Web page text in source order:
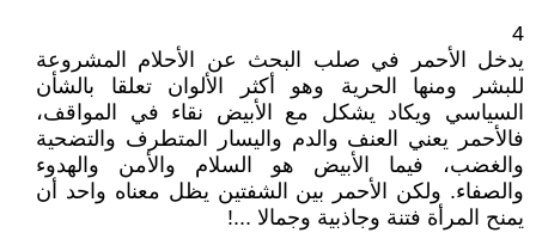
4
يدخل الأحمر في صلب البحث عن الأحلام المشروعة
للبشر ومنها الحرية وهو أكثر الألوان تعلقا بالشأن
السياسي ويكاد يشكل مع الأبيض نقاء في المواقف،
فالأحمر يعني العنف والدم واليسار المتطرف والتضحية
والغضب، فيما الأبيض هو السلام والأمن والهدوء
والصفاء. ولكن الأحمر بين الشفتين يظل معناه واحد أن
يمنح المرأة فتنة وجاذبية وجمالا ...!